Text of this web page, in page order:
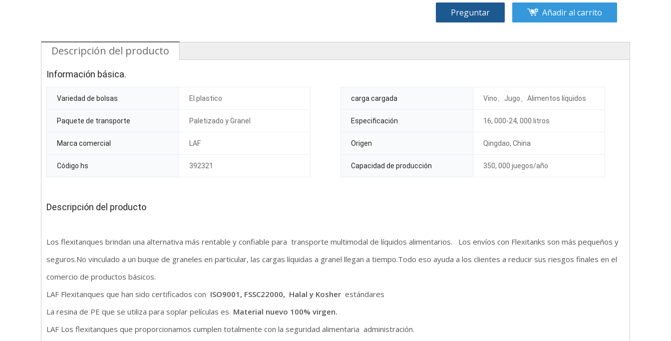
Preguntar Añadir al carrito
Descripción del producto
Información básica.
Variedad de bolsas El plastico carga cargada Vino、Jugo、Alimentos líquidos
Paquete de transporte Paletizado y Granel Especificación 16, 000-24, 000 litros
Marca comercial LAF Origen Qingdao, China
Código hs 392321 Capacidad de producción 350, 000 juegos/año
Descripción del producto
Los flexitanques brindan una alternativa más rentable y confiable para transporte multimodal de líquidos alimentarios. Los envíos con Flexitanks son más pequeños y
seguros.No vinculado a un buque de graneles en particular, las cargas líquidas a granel llegan a tiempo.Todo eso ayuda a los clientes a reducir sus riesgos finales en el
comercio de productos básicos.
LAF Flexitanques que han sido certificados con ISO9001, FSSC22000, Halal y Kosher estándares
La resina de PE que se utiliza para soplar películas es Material nuevo 100% virgen.
LAF Los flexitanques que proporcionamos cumplen totalmente con la seguridad alimentaria administración.